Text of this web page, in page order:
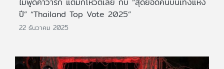
ปี” “Thailand Top Vote 2025”
22 ธันวาคม 2025